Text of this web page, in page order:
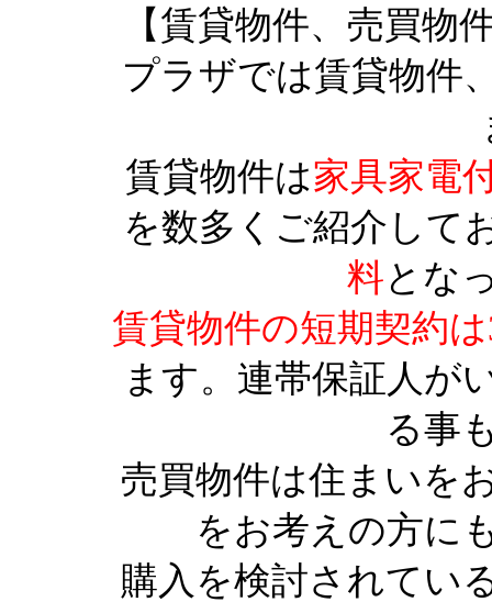
【賃貸物件、売買物
プラザでは賃貸物件
賃貸物件は家具家電
を数多くご紹介して
料とな
賃貸物件の短期契約
ます。連帯保証人が
る事
売買物件は住まいを
をお考えの方に
購入を検討されてい